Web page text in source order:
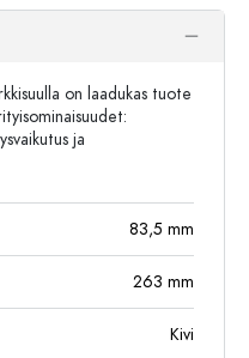
on laadukas tuote
ja
83,5 mm
263 mm
Kivi